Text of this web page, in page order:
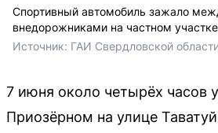
Спортивный автомобиль зажало
внедорожниками на частном участке
Источник: ГАИ Свердловской
7 июня около четырёх часов
Приозёрном на улице